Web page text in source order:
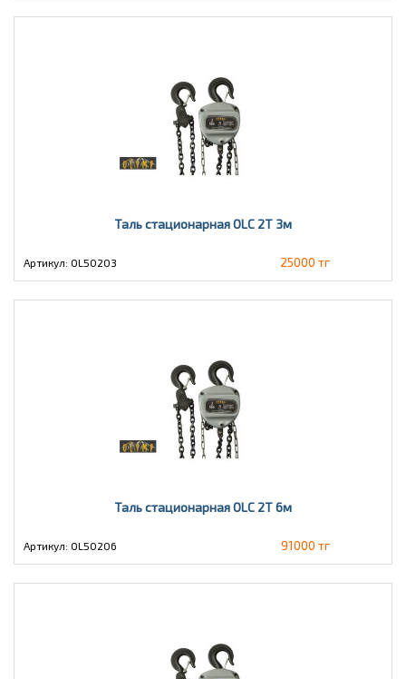
Таль стационарная OLC 2T 3м
Артикул: OL50203 25000 тг
Таль стационарная OLC 2T 6м
Артикул: OL50206 91000 тг